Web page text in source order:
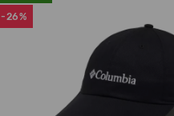
-26%